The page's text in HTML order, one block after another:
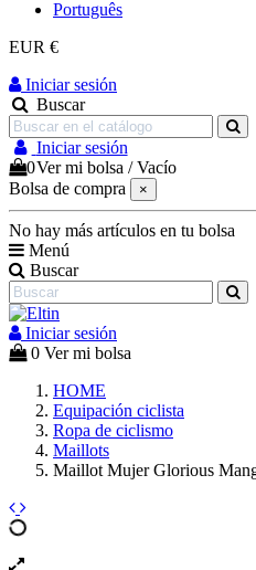
Português
EUR €
Iniciar sesión
Buscar
Iniciar sesión
0Ver mi bolsa /Vacío
Bolsa de compra
×
No hay más artículos en tu bolsa
Menú
Buscar
Iniciar sesión
0 Ver mi bolsa
HOME
Equipación ciclista
Ropa de ciclismo
Maillots
Maillot Mujer Glorious